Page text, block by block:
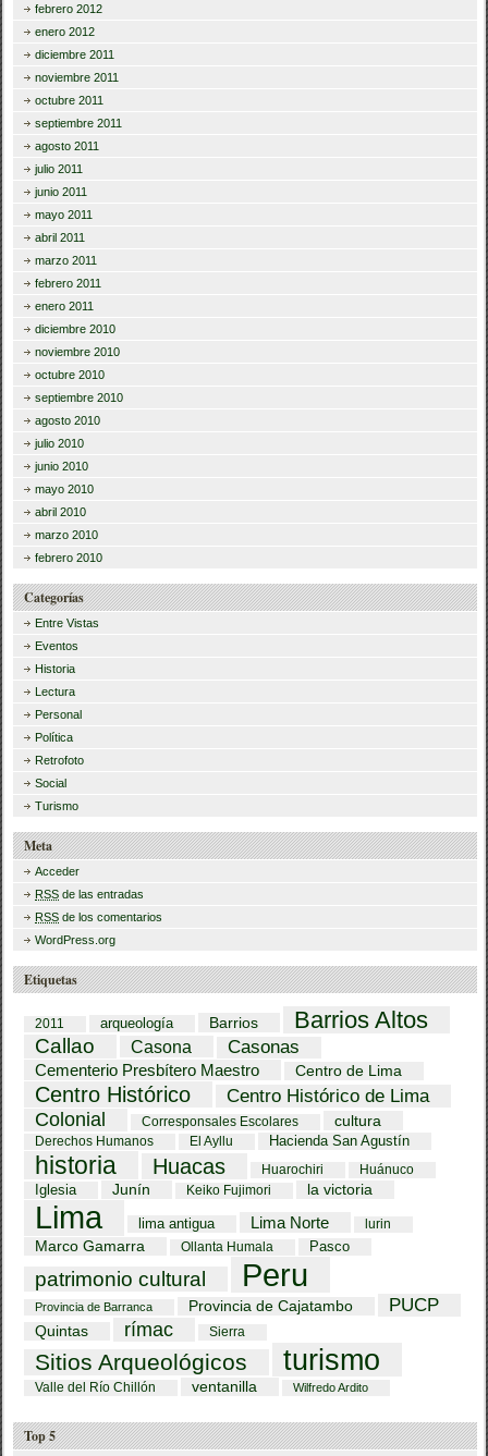
febrero 2012
enero 2012
diciembre 2011
noviembre 2011
octubre 2011
septiembre 2011
agosto 2011
julio 2011
junio 2011
mayo 2011
abril 2011
marzo 2011
febrero 2011
enero 2011
diciembre 2010
noviembre 2010
octubre 2010
septiembre 2010
agosto 2010
julio 2010
junio 2010
mayo 2010
abril 2010
marzo 2010
febrero 2010
Categorías
Entre Vistas
Eventos
Historia
Lectura
Personal
Política
Retrofoto
Social
Turismo
Meta
Acceder
RSS de las entradas
RSS de los comentarios
WordPress.org
Etiquetas
2011 arqueología Barrios Barrios Altos
Callao Casona Casonas
Cementerio Presbítero Maestro Centro de Lima
Centro Histórico
Centro Histórico de Lima
Colonial
Corresponsales Escolares cultura
Derechos Humanos El Ayllu Hacienda San Agustín
historia Huacas Huarochiri Huánuco
Iglesia Junín Keiko Fujimori la victoria
Lima lima antigua Lima Norte lurin
Marco Gamarra Ollanta Humala Pasco
patrimonio cultural Peru
Provincia de Barranca Provincia de Cajatambo PUCP
Quintas rímac Sierra
Sitios Arqueológicos turismo
Valle del Río Chillón ventanilla Wilfredo Ardito
Top 5